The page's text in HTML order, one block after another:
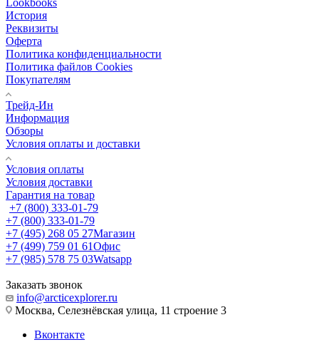
Lookbooks
История
Реквизиты
Оферта
Политика конфиденциальности
Политика файлов Cookies
Покупателям
Трейд-Ин
Информация
Обзоры
Условия оплаты и доставки
Условия оплаты
Условия доставки
Гарантия на товар
+7 (800) 333-01-79
+7 (800) 333-01-79
+7 (495) 268 05 27Магазин
+7 (499) 759 01 61Офис
+7 (985) 578 75 03Watsapp
Заказать звонок
info@arcticexplorer.ru
Москва, Селезнёвская улица, 11 строение 3
Вконтакте